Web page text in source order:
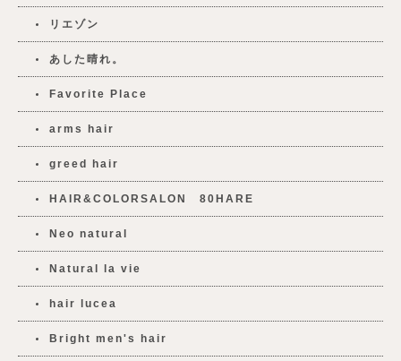
リエゾン
あした晴れ。
Favorite Place
arms hair
greed hair
HAIR&COLORSALON 80HARE
Neo natural
Natural la vie
hair lucea
Bright men's hair